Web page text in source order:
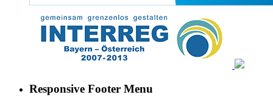
Responsive Footer Menu